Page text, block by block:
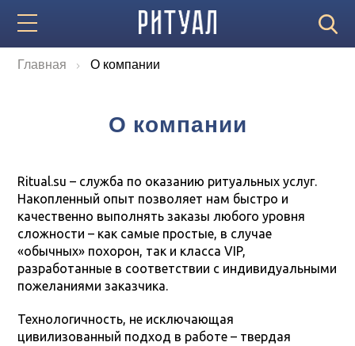
Главная О компании
О компании
Ritual.su – служба по оказанию ритуальных услуг.
Накопленный опыт позволяет нам быстро и
качественно выполнять заказы любого уровня
сложности – как самые простые, в случае
«обычных» похорон, так и класса VIP,
разработанные в соответствии с индивидуальными
пожеланиями заказчика.
Технологичность, не исключающая
цивилизованный подход в работе – твердая